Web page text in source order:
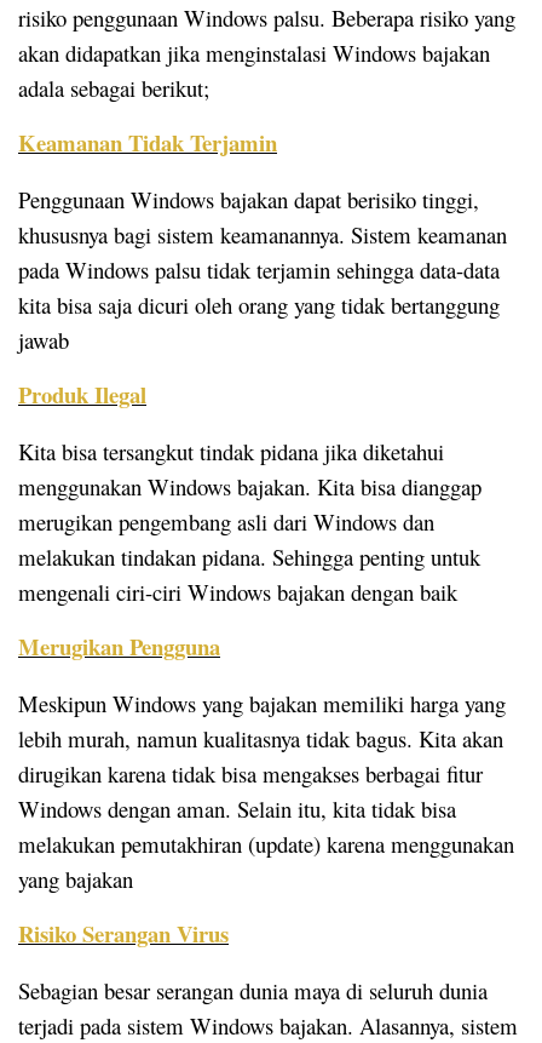
risiko penggunaan Windows palsu. Beberapa risiko yang
akan didapatkan jika menginstalasi Windows bajakan
adala sebagai berikut;
Keamanan Tidak Terjamin
Penggunaan Windows bajakan dapat berisiko tinggi,
khususnya bagi sistem keamanannya. Sistem keamanan
pada Windows palsu tidak terjamin sehingga data-data
kita bisa saja dicuri oleh orang yang tidak bertanggung
jawab
Produk Ilegal
Kita bisa tersangkut tindak pidana jika diketahui
menggunakan Windows bajakan. Kita bisa dianggap
merugikan pengembang asli dari Windows dan
melakukan tindakan pidana. Sehingga penting untuk
mengenali ciri-ciri Windows bajakan dengan baik
Merugikan Pengguna
Meskipun Windows yang bajakan memiliki harga yang
lebih murah, namun kualitasnya tidak bagus. Kita akan
dirugikan karena tidak bisa mengakses berbagai fitur
Windows dengan aman. Selain itu, kita tidak bisa
melakukan pemutakhiran (update) karena menggunakan
yang bajakan
Risiko Serangan Virus
Sebagian besar serangan dunia maya di seluruh dunia
terjadi pada sistem Windows bajakan. Alasannya, sistem